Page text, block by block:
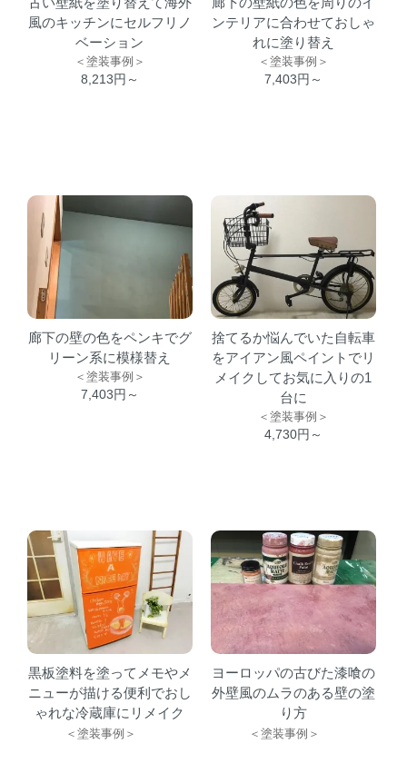
風のキッチンにセルフリノ
ベーション
＜塗装事例＞
8,213円～
ンテリアに合わせておしゃ
れに塗り替え
＜塗装事例＞
7,403円～
廊下の壁の色をペンキでグ
リーン系に模様替え
＜塗装事例＞
7,403円～
捨てるか悩んでいた自転車
をアイアン風ペイントでリ
メイクしてお気に入りの1
台に
＜塗装事例＞
4,730円～
黒板塗料を塗ってメモやメ
ニューが描ける便利でおし
ゃれな冷蔵庫にリメイク
＜塗装事例＞
ヨーロッパの古びた漆喰の
外壁風のムラのある壁の塗
り方
＜塗装事例＞